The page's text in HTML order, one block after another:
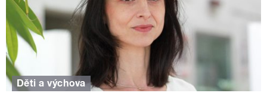
Děti a výchova